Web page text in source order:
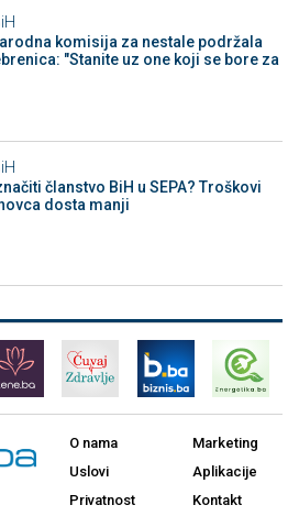
komisija za nestale podržala
"Stanite uz one koji se bore za
članstvo BiH u SEPA? Troškovi
dosta manji
O nama
Uslovi
Privatnost
Marketing
Aplikacije
Kontakt